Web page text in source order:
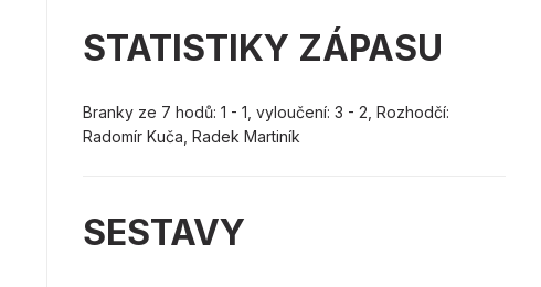
STATISTIKY ZÁPASU
Branky ze 7 hodů: 1 - 1, vyloučení: 3 - 2, Rozhodčí:
Radomír Kuča, Radek Martiník
SESTAVY